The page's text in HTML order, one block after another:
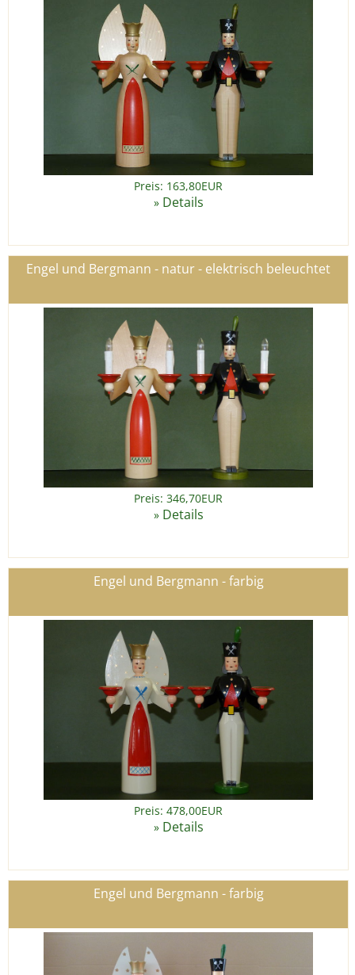
Preis: 163,80EUR
» Details
Engel und Bergmann - natur - elektrisch beleuchtet
Preis: 346,70EUR
» Details
Engel und Bergmann - farbig
Preis: 478,00EUR
» Details
Engel und Bergmann - farbig